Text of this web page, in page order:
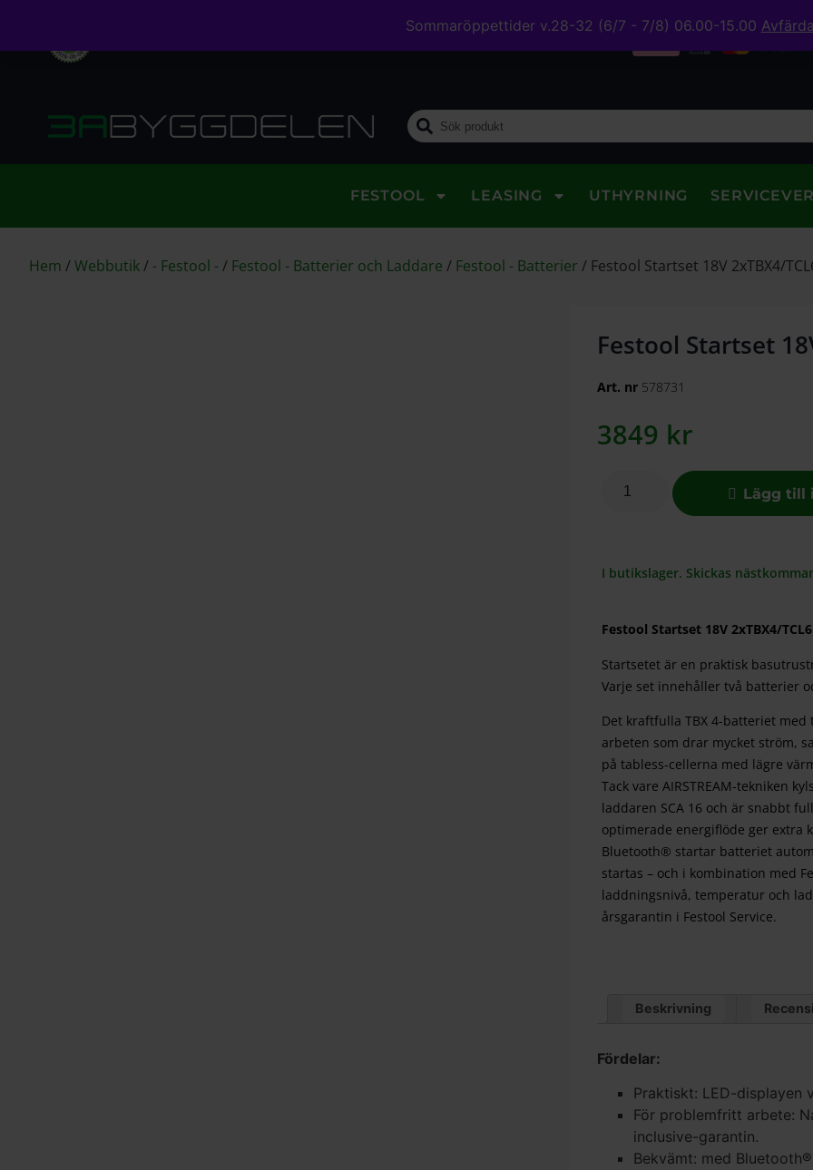
Sommaröppettider v.28-32 (6/7 - 7/8) 06.00-15.00 Avfärda
Smidig leverans
FESTOOL LEASING UTHYRNING
Hem /Webbutik/ - Festool -/ Festool - Batterier och Laddare / Festool - Batterier / Festool Startset 18V 2xTBX4/
Festool Startset
Art. nr 578731
3849 kr
Lägg till
I butikslager. Skickas
Festool Startset 18V 2xTBX4/TCL6
Startsetet är en praktisk
Varje set innehåller två batterier
Det kraftfulla TBX 4-batteriet
arbeten som drar mycket ström,
på tabless-cellerna med lägre
Tack vare AIRSTREAM-tekniken
laddaren SCA 16 och är snabbt
optimerade energiflöde ger extra
Bluetooth® startar batteriet
startas – och i kombination med
laddningsnivå, temperatur och
årsgarantin i Festool Service.
Beskrivning
Fördelar:
Praktiskt: LED-displayen
För problemfritt arbete:
inclusive-garantin.
Bekvämt: med